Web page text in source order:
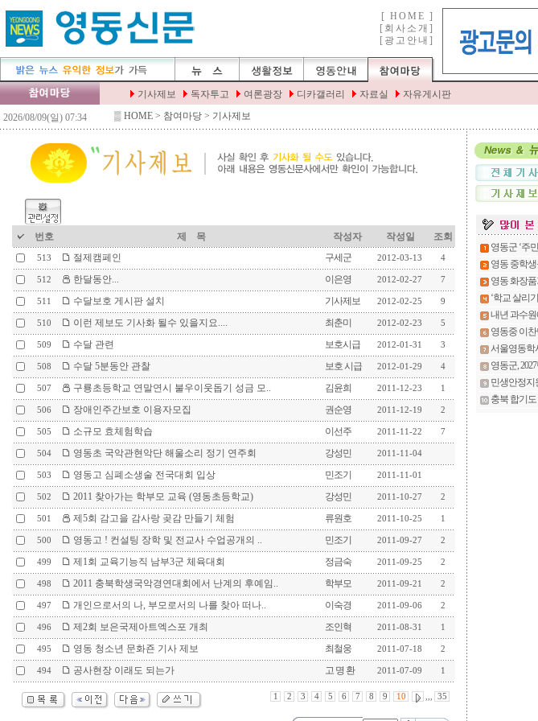
▒ HOME > 참여마당 > 기사제보
번호 제 목 작성자 작성일 조회
513 절제캠페인 구세군 2012-03-13 4
512 한달동안... 이은영 2012-02-27 7
511 수달보호 게시판 설치 기사제보 2012-02-25 9
510 이런 제보도 기사화 될수 있을지요.... 최춘미 2012-02-23 5
509 수달 관련 보호시급 2012-01-31 3
508 수달 5분동안 관찰 보호 시급 2012-01-29 4
507 구룡초등학교 연말연시 불우이웃돕기 성금 모.. 김윤희 2011-12-23 1
506 장애인주간보호 이용자모집 권순영 2011-12-19 2
505 소규모 효체험학습 이선주 2011-11-22 7
504 영동초 국악관현악단 해울소리 정기 연주회 강성민 2011-11-04
503 영동고 심폐소생술 전국대회 입상 민조기 2011-11-01
502 2011 찾아가는 학부모 교육 (영동초등학교) 강성민 2011-10-27 2
501 제5회 감고을 감사랑 곶감 만들기 체험 류원호 2011-10-25 1
500 영동고 ! 컨설팅 장학 및 전교사 수업공개의 .. 민조기 2011-09-27 2
499 제1회 교육기능직 남부3군 체육대회 정금숙 2011-09-25 2
498 2011 충북학생국악경연대회에서 난계의 후예임.. 학부모 2011-09-21 2
497 개인으로서의 나, 부모로서의 나를 찾아 떠나.. 이숙경 2011-09-06 2
496 제2회 보은국제아트엑스포 개최 조인혁 2011-08-31 1
495 영동 청소년 문화죤 기사 제보 최철웅 2011-07-18 2
494 공사현장 이래도 되는가 고 명 환 2011-07-09 1
1 2 3 4 5 6 7 8 9 10 ,,, 35